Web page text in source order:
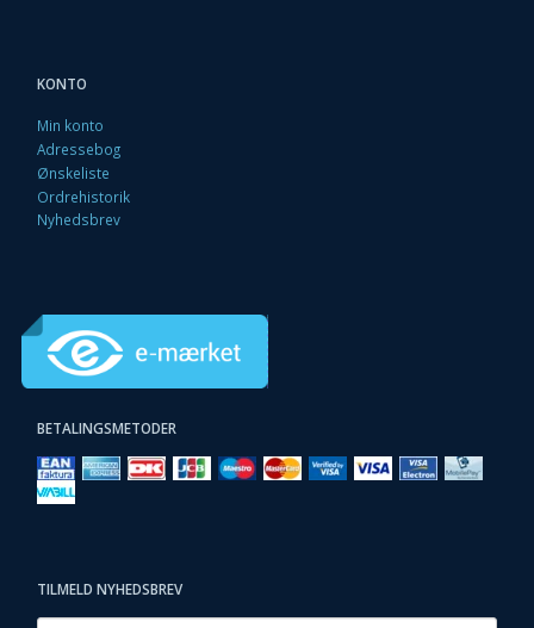
KONTO
Min konto
Adressebog
Ønskeliste
Ordrehistorik
Nyhedsbrev
BETALINGSMETODER
TILMELD NYHEDSBREV